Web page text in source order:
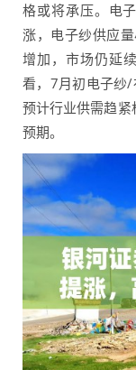
格或将承压。电
涨，电子纱供应
增加，市场仍延
看，7月初电子纱/
预计行业供需趋
预期。